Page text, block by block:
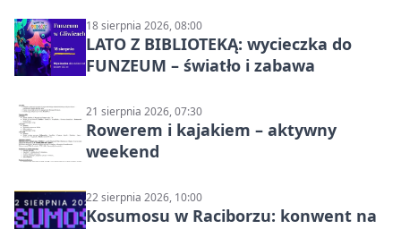
18 sierpnia 2026, 08:00
LATO Z BIBLIOTEKĄ: wycieczka do
FUNZEUM – światło i zabawa
21 sierpnia 2026, 07:30
Rowerem i kajakiem – aktywny
weekend
22 sierpnia 2026, 10:00
Kosumosu w Raciborzu: konwent na